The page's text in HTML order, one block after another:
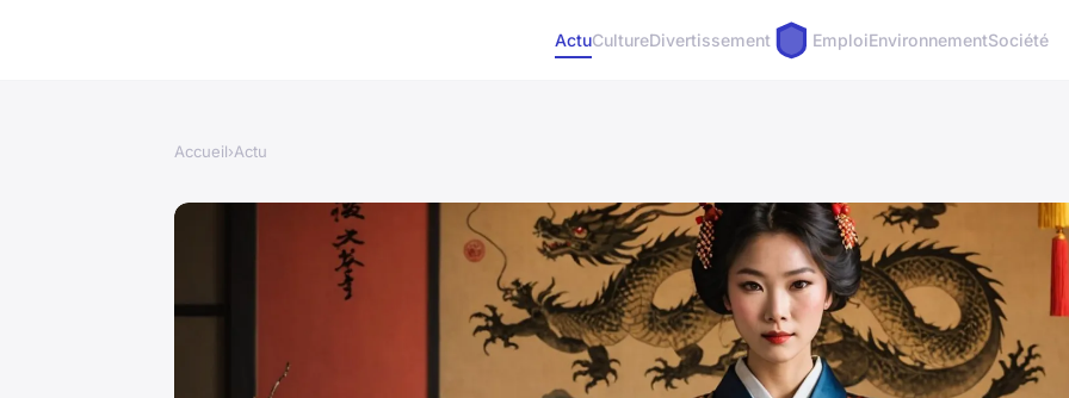
ActuCultureDivertissement EmploiEnvironnementSociété
Accueil›Actu